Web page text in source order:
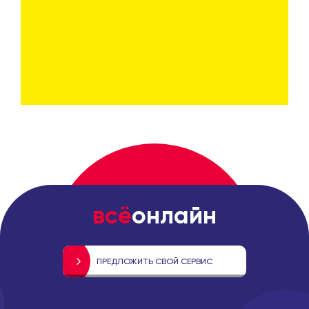
всёонлайн
ПРЕДЛОЖИТЬ СВОЙ СЕРВИС